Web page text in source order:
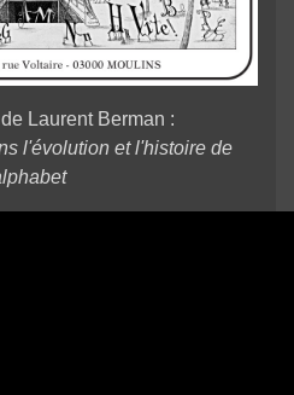
Laurent Berman :
l'évolution et l'histoire de